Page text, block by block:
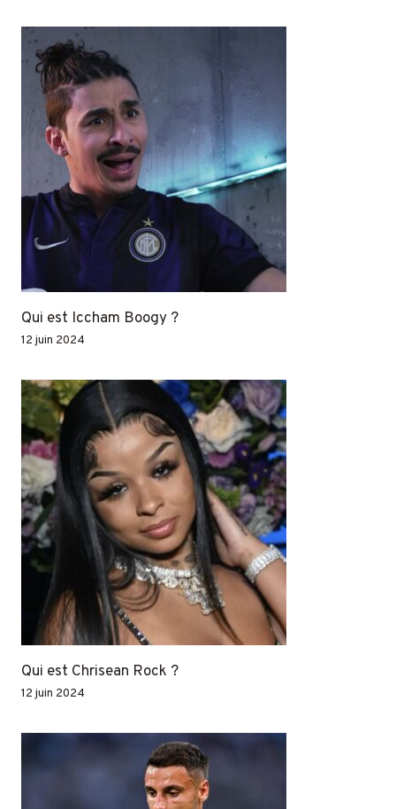
Qui est Iccham Boogy ?
12 juin 2024
Qui est Chrisean Rock ?
12 juin 2024